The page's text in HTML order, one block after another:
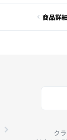
商品詳
ク